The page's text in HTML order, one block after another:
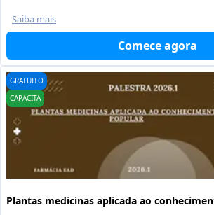
Saiba mais
Comece agora
GRATUITO
CAPACITA
Plantas medicinas aplicada ao